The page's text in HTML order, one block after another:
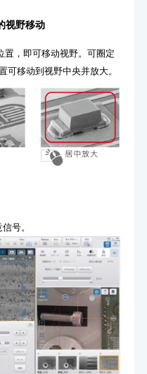
视野移动
置，即可移动视野。可圈定
可移动到视野中央并放大。
号。